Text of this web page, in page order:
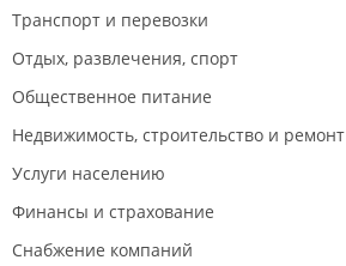
Транспорт и перевозки
Отдых, развлечения, спорт
Общественное питание
Недвижимость, строительство и ремонт
Услуги населению
Финансы и страхование
Снабжение компаний